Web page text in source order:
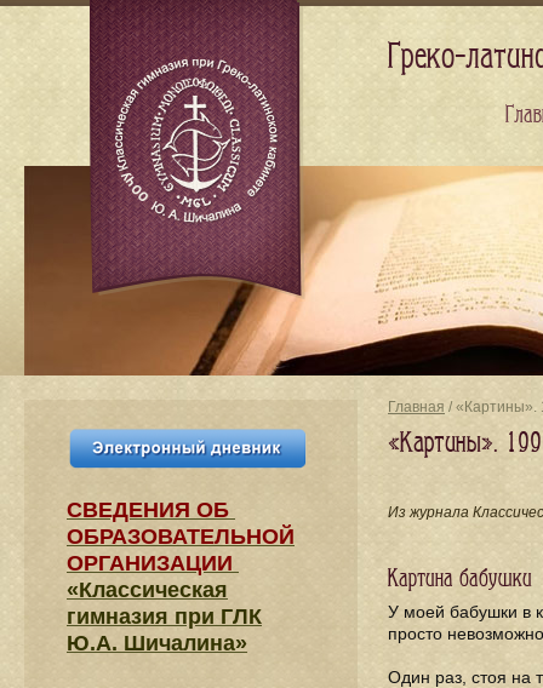
Главная / «Картины».
«Картины».
Из журнала
Картина бабушки
У моей бабушки в
просто
Один раз, стоя на
СВЕДЕНИЯ​ ОБ
ОБРАЗОВАТЕЛЬНОЙ
ОРГАНИЗАЦИИ
«Классическая
гимназия при ГЛК
Ю.А. Шичалина»
Греко-